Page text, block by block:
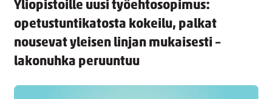
Yliopistoille uusi työehtosopimus:
opetustuntikatosta kokeilu, palkat
nousevat yleisen linjan mukaisesti –
lakonuhka peruuntuu